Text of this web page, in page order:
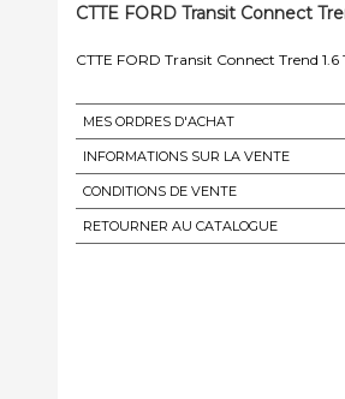
CTTE FORD Transit Connect
CTTE FORD Transit Connect Trend 1.6
MES ORDRES D'ACHAT
INFORMATIONS SUR LA VENTE
CONDITIONS DE VENTE
RETOURNER AU CATALOGUE